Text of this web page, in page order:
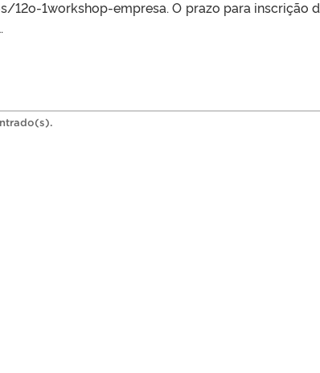
12o-1workshop-empresa. O prazo para inscrição